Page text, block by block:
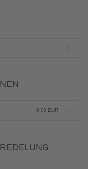
0,00 EUR